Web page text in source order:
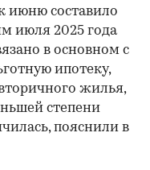
июню составило
июля 2025 года
в основном с
ипотеку,
жилья,
степени
пояснили в